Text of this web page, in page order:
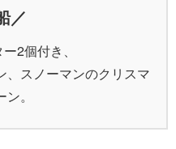
／
2個付き、
、スノーマンのクリスマ
。